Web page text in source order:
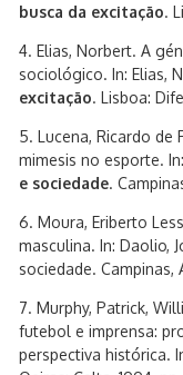
busca da excitação.
4. Elias, Norbert. A
sociológico. In: Elias,
excitação. Lisboa:
5. Lucena, Ricardo de
mimesis no esporte.
e sociedade.
6. Moura, Eriberto
masculina. In: Daolio,
sociedade. Campinas,
7. Murphy, Patrick,
futebol e imprensa:
perspectiva histórica.